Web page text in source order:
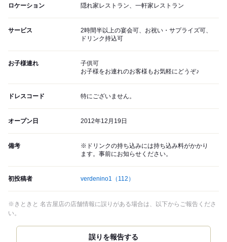
ロケーション 隠れ家レストラン、一軒家レストラン
サービス
2時間半以上の宴会可、お祝い・サプライズ可、
ドリンク持込可
お子様連れ
子供可
お子様をお連れのお客様もお気軽にどうぞ♪
ドレスコード 特にございません。
オープン日 2012年12月19日
備考
※ドリンクの持ち込みには持ち込み料がかかり
ます。事前にお知らせください。
初投稿者 verdenino1 （112）
※きときと 名古屋店の店舗情報に誤りがある場合は、以下からご報告くださ
い。
誤りを報告する